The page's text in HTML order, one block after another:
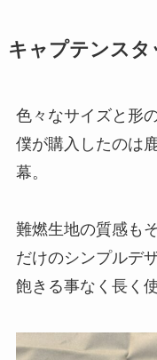
キャプテンスタ
色々なサイズと形
僕が購入したのは
幕。
難燃生地の質感も
だけのシンプルデザ
飽きる事なく長く